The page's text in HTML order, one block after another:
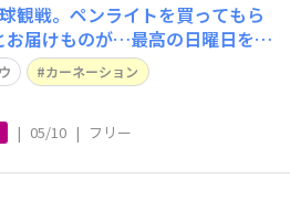
観戦。ペンライトを買ってもら
お届けものが…最高の日曜日をあ
カーネーション
| 05/10 | フリー